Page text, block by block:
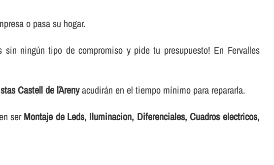
o pasa su hogar.
ningún tipo de compromiso y pide tu presupuesto! En Fervalles
Castell de l´Arenyacudirán en el tiempo mí­nimo para repararla.
serMontaje de Leds, Iluminacion, Diferenciales, Cuadros electricos,